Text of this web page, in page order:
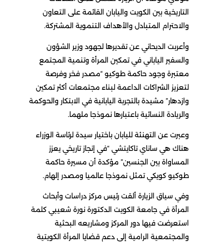
التاريخية بين الكويت واليابان القائمة على التعاون
والاحترام المتبادل والأهداف التنموية المشتركة.
وأعربت الديحاني عن تقديرها لجهود وزير الشؤون
والسفير الياباني في تمكين المرأة وتنمية المجتمع
معتبرة وجود حاكمة طوكيو “مصدر فخر وفرصة
لتعزيز الشراكات الداعمة لبناء مجتمعات أكثر تمكين
وازدهار” مشيدة بالتجربة اليابانية في الابتكار والحوكمة
والريادة النسائية باعتبارها نموذجا ملهما.
وعبرت عن التهنئة لليابان باختيار سيدة لرئاسة الوزراء
هناك هي ساناي تاكايتشي “في إنجاز تاريخي يعزز
المساواة بين الجنسين” مؤكدة أن مسيرة حاكمة
طوكيو كويكي تمثل نموذجا عالميا ومصدر إلهام.
وفي سياق الزيارة ألقت رئيس مركز دراسات وأبحاث
المرأة في جامعة الكويت الدكتورة نورة شعيبي كلمة
استعرضت فيها دور المركز ومشاريعه البحثية
والمجتمعية الرامية إلى دعم قضايا المرأة الكويتية